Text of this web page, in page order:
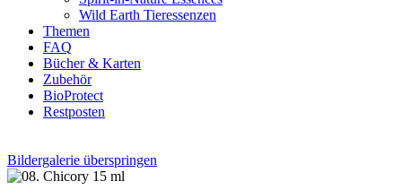
Wild Earth Tieressenzen
Themen
FAQ
Bücher & Karten
Zubehör
BioProtect
Restposten
Bildergalerie überspringen